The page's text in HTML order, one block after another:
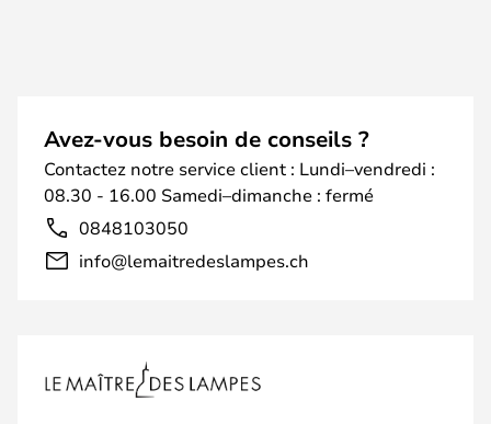
Avez-vous besoin de conseils ?
Contactez notre service client : Lundi–vendredi :
08.30 - 16.00 Samedi–dimanche : fermé
0848103050
info@lemaitredeslampes.ch